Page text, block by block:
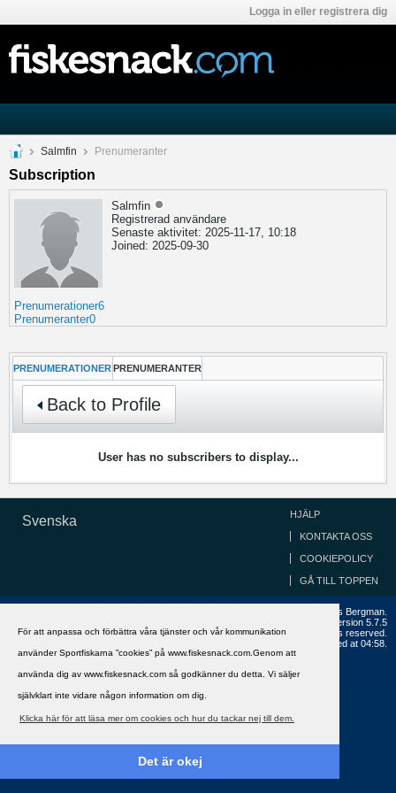
För att anpassa och förbättra våra tjänster och vår kommunikation
använder Sportfiskarna ”cookies” på www.fiskesnack.com.Genom att
använda dig av www.fiskesnack.com så godkänner du detta. Vi säljer
självklart inte vidare någon information om dig.
Klicka här för att läsa mer om cookies och hur du tackar nej till dem.
Det är okej
Logga in eller registrera dig
Salmfin Prenumeranter
Subscription
Salmfin
Registrerad användare
Senaste aktivitet: 2025-11-17, 10:18
Joined: 2025-09-30
Prenumerationer6
Prenumeranter0
PRENUMERATIONER PRENUMERANTER
Back to Profile
User has no subscribers to display...
Svenska HJÄLP
KONTAKTA OSS
COOKIEPOLICY
GÅ TILL TOPPEN
Copyright ©2002 - 2021, FiskeSnack.com. Grundad 2002 av Anders Bergman.
Version 5.7.5
Copyright © 2026 MH Sub I, LLC dba vBulletin. All rights reserved.
All times are GMT+1. This page was generated at 04:58.